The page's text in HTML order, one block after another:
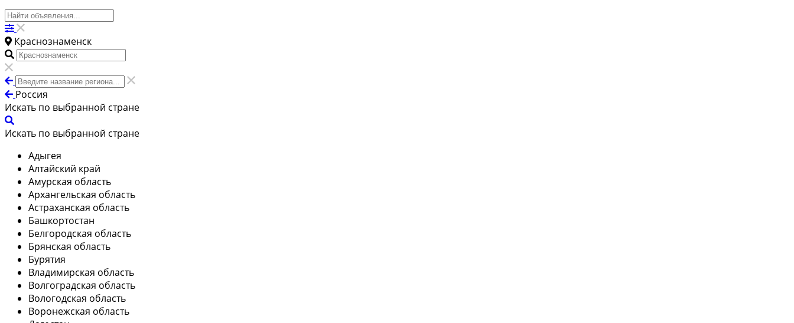
Краснознаменск
Россия
Искать по выбранной стране
Искать по выбранной стране
Адыгея
Алтайский край
Амурская область
Архангельская область
Астраханская область
Башкортостан
Белгородская область
Брянская область
Бурятия
Владимирская область
Волгоградская область
Вологодская область
Воронежская область